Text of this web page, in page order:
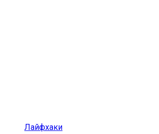
Лайфхаки